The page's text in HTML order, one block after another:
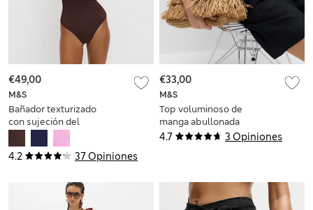
4.2 37 Opiniones
M&S
Bañador texturizado
con sujeción del
vientre
€49,00
4.7 3 Opiniones
M&S
Top voluminoso de
manga abullonada
con estampado
€33,00